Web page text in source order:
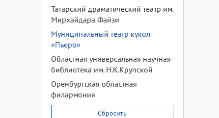
Татарский драматический театр им.
Мирхайдара Файзи
Муниципальный театр кукол
«Пьеро»
Областная универсальная научная
библиотека им. Н.К.Крупской
Оренбургская областная
филармония
Сбросить